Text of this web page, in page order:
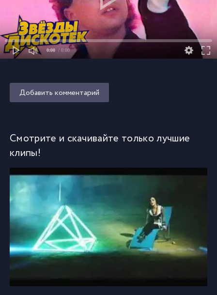
0:00 / 0:00
Добавить комментарий
Смотрите и скачивайте только лучшие
клипы!